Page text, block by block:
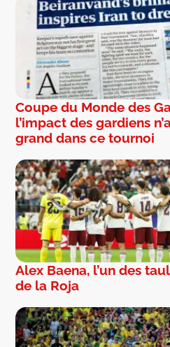
Coupe du Monde des
l’impact des gardiens
grand dans ce tournoi
Alex Baena, l’un des
de la Roja